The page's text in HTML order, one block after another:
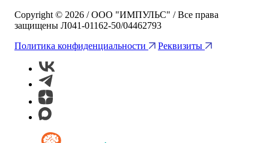
Copyright © 2026 / ООО "ИМПУЛЬС" / Все права
защищены Л041-01162-50/04462793
Политика конфиденциальности
Реквизиты